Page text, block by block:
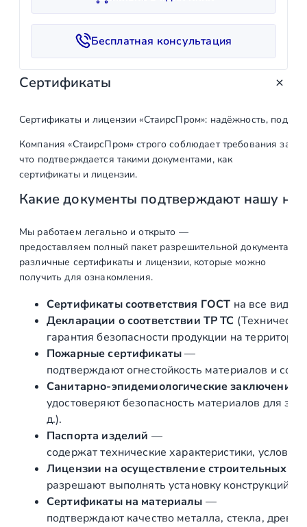
е
в
о
о
а
р
а
П
о
б
р
а
Бесплатная консультация
Сертификаты
Сертификаты и лицензии «СтаирсПром»: надёжность,
Компания «СтаирсПром» строго соблюдает требования
что подтверждается такими документами, как
сертификаты и лицензии.
Какие документы подтверждают нашу
Мы работаем легально и открыто —
предоставляем полный пакет разрешительной
различные сертификаты и лицензии, которые можно
получить для ознакомления.
Сертификаты соответствия ГОСТ на все виды
Декларации о соответствии ТР ТС
гарантия безопасности продукции на
Пожарные сертификаты—
подтверждают огнестойкость материалов и
Санитарно‑эпидемиологические заключения
удостоверяют безопасность материалов для
д.).
Паспорта изделий —
содержат технические характеристики,
Лицензии на осуществление строительных и
разрешают выполнять установку конструкций
Сертификаты на материалы —
подтверждают качество металла, стекла,